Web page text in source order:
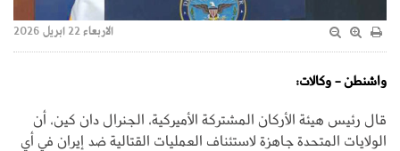
الاربعاء 22 ابريل 2026
واشنطن - وكالات:
قال رئيس هيئة الأركان المشتركة الأميركية، الجنرال دان كين، أن
الولايات المتحدة جاهزة لاستئناف العمليات القتالية ضد إيران في أي